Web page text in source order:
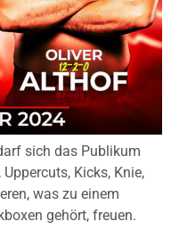
sich das Publikum
Kicks, Knie,
was zu einem
gehört, freuen.